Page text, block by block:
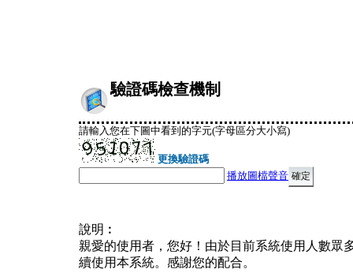
驗證碼檢查機制
請輸入您在下圖中看到的字元(字母區分大小寫)
更換驗證碼
播放圖檔聲音
說明︰
親愛的使用者，您好！由於目前系統使用人數眾
續使用本系統。感謝您的配合。